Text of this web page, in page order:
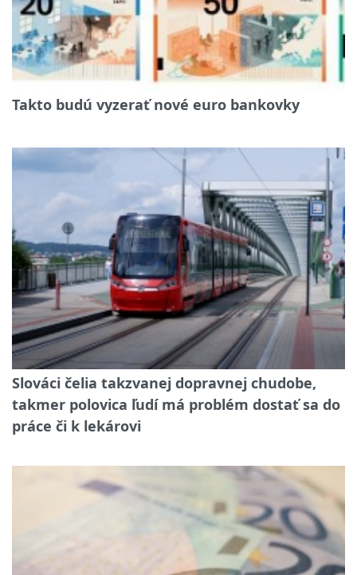
Takto budú vyzerať nové euro bankovky
Slováci čelia takzvanej dopravnej chudobe,
takmer polovica ľudí má problém dostať sa do
práce či k lekárovi